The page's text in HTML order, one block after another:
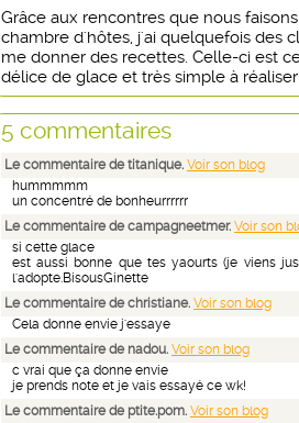
Grâce aux rencontres que nous
chambre d'hôtes, j'ai quelquefois des
me donner des recettes. Celle-ci est
délice de glace et très simple à
5 commentaires
Le commentaire de titanique. Voir son blog
hummmmm
un concentré de bonheurrrrrr
Le commentaire de campagneetmer. Voir son
si cette glace
est aussi bonne que tes yaourts (je viens
l'adopte.BisousGinette
Le commentaire de christiane. Voir son blog
Cela donne envie j'essaye
Le commentaire de nadou. Voir son blog
c vrai que ça donne envie
je prends note et je vais essayé ce wk!
Le commentaire de ptite.pom. Voir son blog